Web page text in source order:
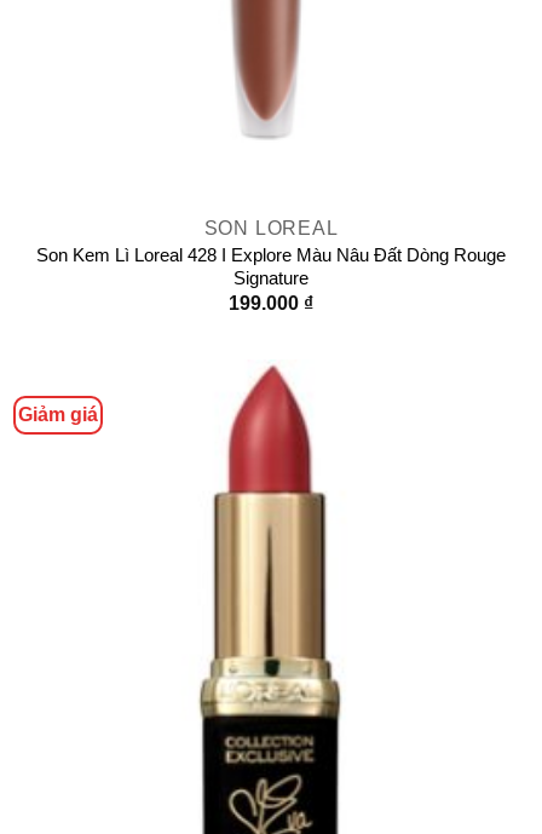
SON LOREAL
Son Kem Lì Loreal 428 I Explore Màu Nâu Đất Dòng Rouge
Signature
199.000 ₫
Giảm giá